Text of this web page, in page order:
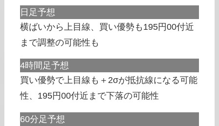
日足予想
横ばいから上目線、買い優勢も195円00付近
まで調整の可能性も
4時間足予想
買い優勢で上目線も＋2σが抵抗線になる可能
性、195円00付近まで下落の可能性
60分足予想